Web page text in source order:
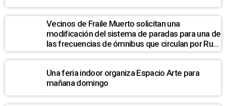
Vecinos de Fraile Muerto solicitan una
modificación del sistema de paradas para una de
las frecuencias de ómnibus que circulan por Ruta
7
Una feria indoor organiza Espacio Arte para
mañana domingo